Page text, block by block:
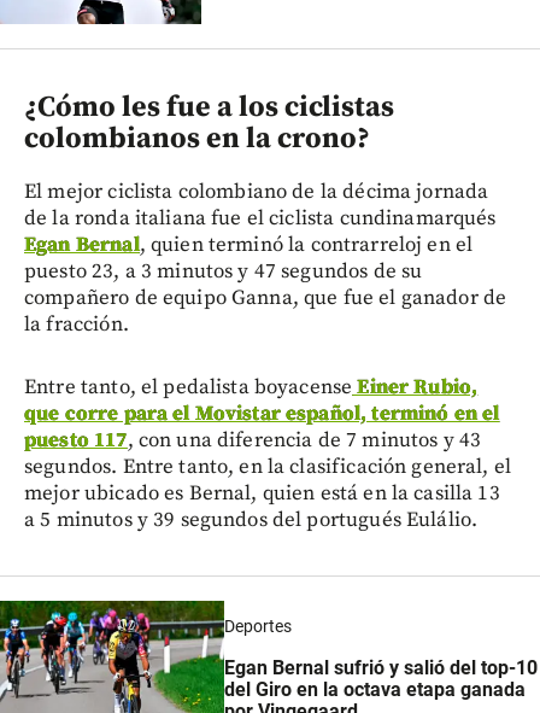
¿Cómo les fue a los ciclistas
colombianos en la crono?
El mejor ciclista colombiano de la décima jornada
de la ronda italiana fue el ciclista cundinamarqués
Egan Bernal, quien terminó la contrarreloj en el
puesto 23, a 3 minutos y 47 segundos de su
compañero de equipo Ganna, que fue el ganador de
la fracción.
Entre tanto, el pedalista boyacense Einer Rubio,
que corre para el Movistar español, terminó en el
puesto 117, con una diferencia de 7 minutos y 43
segundos. Entre tanto, en la clasificación general, el
mejor ubicado es Bernal, quien está en la casilla 13
a 5 minutos y 39 segundos del portugués Eulálio.
Deportes
Egan Bernal sufrió y salió del top-10
del Giro en la octava etapa ganada